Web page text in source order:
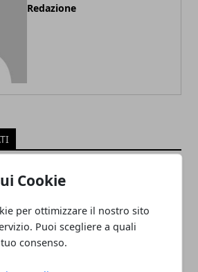
Cookie
per ottimizzare il nostro sito
Puoi scegliere a quali
consenso.
Redazione